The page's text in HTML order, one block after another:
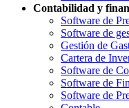
Contabilidad y
Software de
Software de
Gestión de
Cartera de
Software de
Software de
Software de